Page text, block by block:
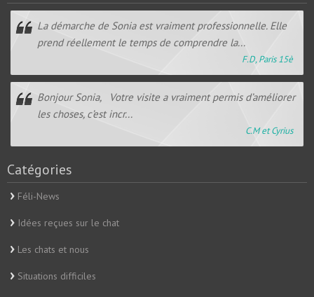
La démarche de Sonia est vraiment professionnelle. Elle
prend réellement le temps de comprendre la...
F.D, Paris 15è
Bonjour Sonia, Votre visite a vraiment permis d’améliorer
les choses, c’est incr...
C.M et Cyrius
Catégories
Féli-News
Idées reçues sur le chat
Les chats et nous
Situations difficiles